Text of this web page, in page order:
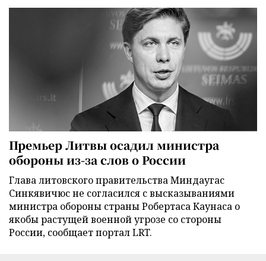
Премьер Литвы осадил министра
обороны из-за слов о России
Глава литовского правительства Миндаугас
Синкявичюс не согласился с высказываниями
министра обороны страны Робертаса Каунаса о
якобы растущей военной угрозе со стороны
России, сообщает портал LRT.